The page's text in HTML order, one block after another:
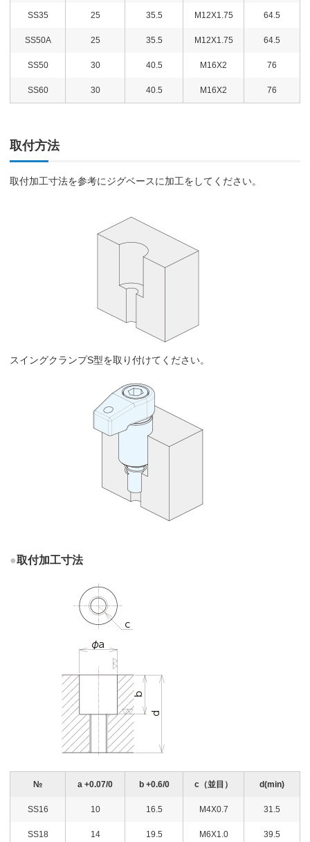
SS35 25 35.5 M12X1.75 64.5
SS50A 25 35.5 M12X1.75 64.5
SS50 30 40.5 M16X2 76
SS60 30 40.5 M16X2 76
取付方法
取付加工寸法を参考にジグベースに加工をしてください。
スイングクランプS型を取り付けてください。
●取付加工寸法
№ a +0.07/0 b +0.6/0 c（並目） d(min)
SS16 10 16.5 M4X0.7 31.5
SS18 14 19.5 M6X1.0 39.5